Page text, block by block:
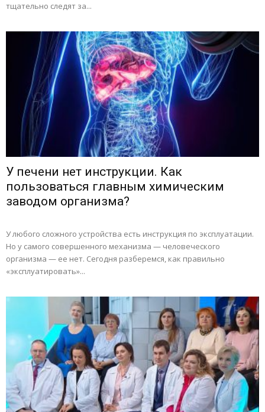
тщательно следят за...
У печени нет инструкции. Как
пользоваться главным химическим
заводом организма?
У любого сложного устройства есть инструкция по эксплуатации.
Но у самого совершенного механизма — человеческого
организма — ее нет. Сегодня разберемся, как правильно
«эксплуатировать»...